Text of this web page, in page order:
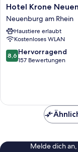
Hotel
Krone
Neuenburg
Neuenburg
am
Rhein
Hotel Krone
Neuenburg am Rhein
Haustiere erlaubt
Kostenloses WLAN
8.6
von
8,6 Hervorragend
157 Bewertungen
Melde dich